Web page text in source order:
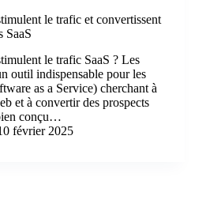
le trafic et convertissent
SaaS
le trafic SaaS ? Les
outil indispensable pour les
as a Service) cherchant à
et à convertir des prospects
conçu…
février 2025